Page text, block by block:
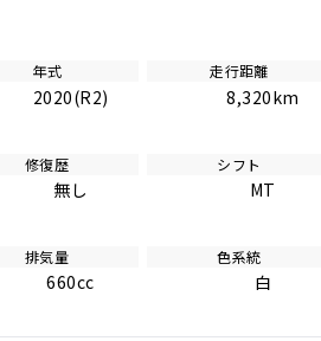
年式
2020(R2)
走行距離
8,320km
修復歴
無し
シフト
MT
排気量
660cc
色系統
白